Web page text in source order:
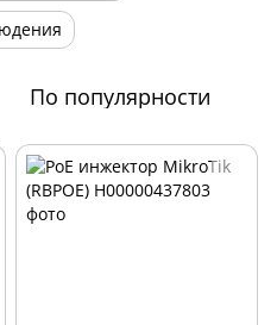
По популярности